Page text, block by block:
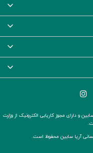
و دارای مجوز کاریابی الکترونیک از وزارت
آریا سابین محفوظ است.